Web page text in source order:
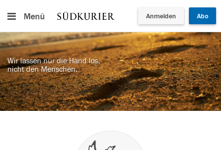
Menü Anmelden Abo
Wir lassen nur die Hand los,
nicht den Menschen.